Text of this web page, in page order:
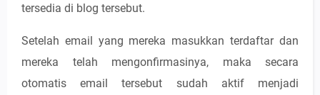
tersedia di blog tersebut.
Setelah email yang mereka masukkan terdaftar dan
mereka telah mengonfirmasinya, maka secara
otomatis email tersebut sudah aktif menjadi